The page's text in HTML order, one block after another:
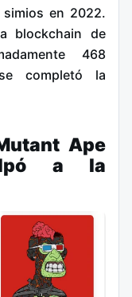
en 2022.
blockchain de
468
completó la
Ape
a la